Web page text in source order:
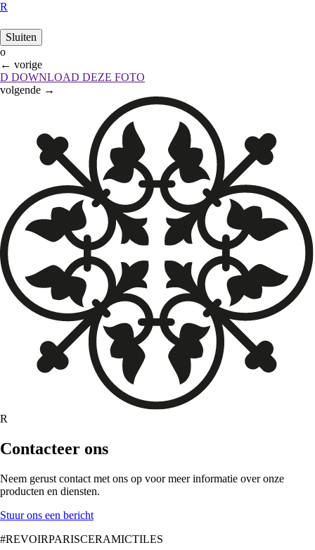
R
Sluiten
o
← vorige
D DOWNLOAD DEZE FOTO
volgende →
R
Contacteer ons
Neem gerust contact met ons op voor meer informatie over onze
producten en diensten.
Stuur ons een bericht
#REVOIRPARISCERAMICTILES